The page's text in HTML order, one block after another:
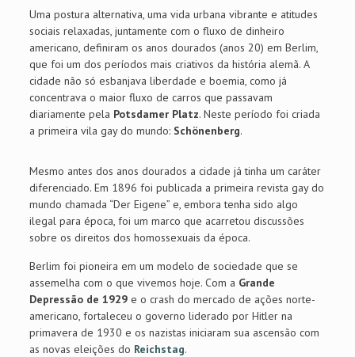
Uma postura alternativa, uma vida urbana vibrante e atitudes
sociais relaxadas, juntamente com o fluxo de dinheiro
americano, definiram os anos dourados (anos 20) em Berlim,
que foi um dos períodos mais criativos da história alemã. A
cidade não só esbanjava liberdade e boemia, como já
concentrava o maior fluxo de carros que passavam
diariamente pela Potsdamer Platz. Neste período foi criada
a primeira vila gay do mundo: Schönenberg.
Mesmo antes dos anos dourados a cidade já tinha um caráter
diferenciado. Em 1896 foi publicada a primeira revista gay do
mundo chamada “Der Eigene” e, embora tenha sido algo
ilegal para época, foi um marco que acarretou discussões
sobre os direitos dos homossexuais da época.
Berlim foi pioneira em um modelo de sociedade que se
assemelha com o que vivemos hoje. Com a Grande
Depressão de 1929e o crash do mercado de ações norte-
americano, fortaleceu o governo liderado por Hitler na
primavera de 1930 e os nazistas iniciaram sua ascensão com
as novas eleições do Reichstag.